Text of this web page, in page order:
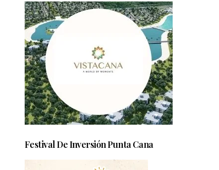
Festival De Inversión Punta Cana